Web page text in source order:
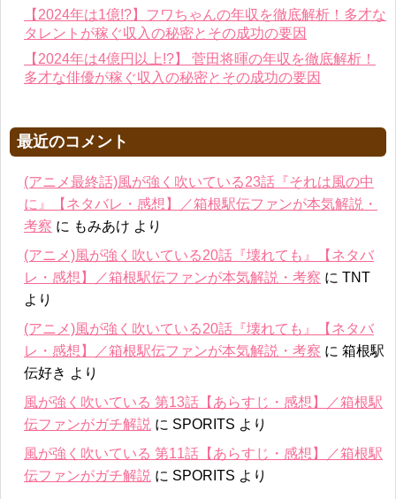
【2024年は1億!?】フワちゃんの年収を徹底解析！多才な
タレントが稼ぐ収入の秘密とその成功の要因
【2024年は4億円以上!?】 菅田将暉の年収を徹底解析！
多才な俳優が稼ぐ収入の秘密とその成功の要因
最近のコメント
(アニメ最終話)風が強く吹いている23話『それは風の中
に』【ネタバレ・感想】／箱根駅伝ファンが本気解説・
考察 に もみあけ より
(アニメ)風が強く吹いている20話『壊れても』【ネタバ
レ・感想】／箱根駅伝ファンが本気解説・考察 に TNT
より
(アニメ)風が強く吹いている20話『壊れても』【ネタバ
レ・感想】／箱根駅伝ファンが本気解説・考察 に 箱根駅
伝好き より
風が強く吹いている 第13話【あらすじ・感想】／箱根駅
伝ファンがガチ解説 に SPORITS より
風が強く吹いている 第11話【あらすじ・感想】／箱根駅
伝ファンがガチ解説 に SPORITS より